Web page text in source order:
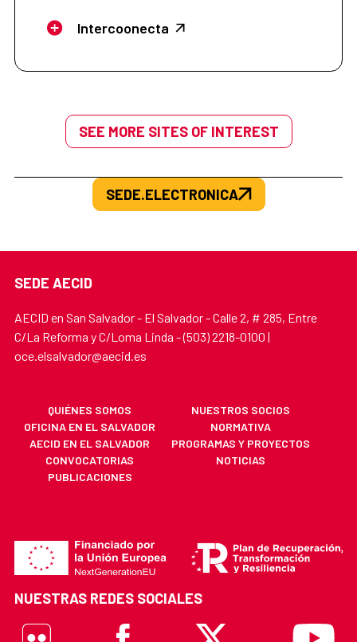
Intercoonecta
SEE MORE SITES OF INTEREST
SEDE.ELECTRONICA
SEDE AECID
AECID en San Salvador - El Salvador - Calle 2, # 285, Entre
C/La Reforma y C/Loma Linda - (503) 2218-0100 |
oce.elsalvador@aecid.es
QUIÉNES SOMOS
NUESTROS SOCIOS
OFICINA EN EL SALVADOR
NORMATIVA
AECID EN EL SALVADOR
PROGRAMAS Y PROYECTOS
CONVOCATORIAS
NOTICIAS
PUBLICACIONES
NUESTRAS REDES SOCIALES
Flickr
Facebook X Youtube